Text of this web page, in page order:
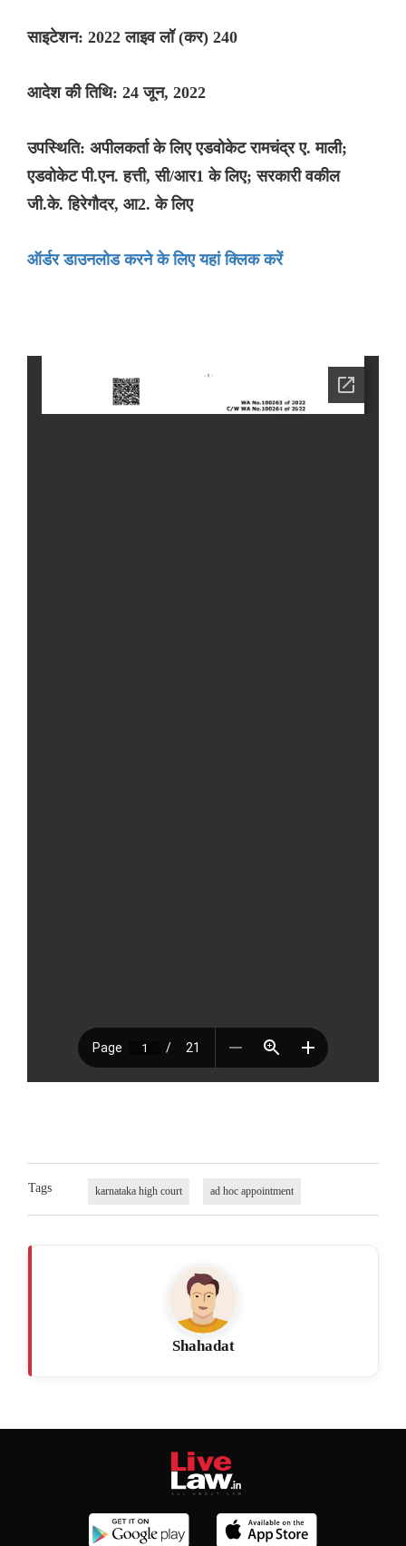
साइटेशन: 2022 लाइव लॉ (कर) 240
आदेश की तिथि: 24 जून, 2022
उपस्थिति: अपीलकर्ता के लिए एडवोकेट रामचंद्र ए. माली;
एडवोकेट पी.एन. हत्ती, सी/आर1 के लिए; सरकारी वकील
जी.के. हिरेगौदर, आ2. के लिए
ऑर्डर डाउनलोड करने के लिए यहां क्लिक करें
Tags karnataka high court ad hoc appointment
Shahadat